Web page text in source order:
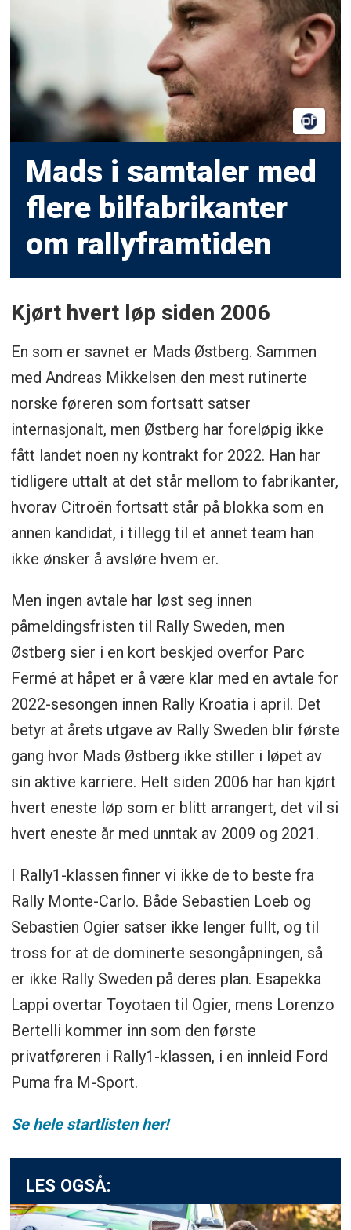
Mads i samtaler med
flere bilfabrikanter
om rallyframtiden
Kjørt hvert løp siden 2006
En som er savnet er Mads Østberg. Sammen
med Andreas Mikkelsen den mest rutinerte
norske føreren som fortsatt satser
internasjonalt, men Østberg har foreløpig ikke
fått landet noen ny kontrakt for 2022. Han har
tidligere uttalt at det står mellom to fabrikanter,
hvorav Citroën fortsatt står på blokka som en
annen kandidat, i tillegg til et annet team han
ikke ønsker å avsløre hvem er.
Men ingen avtale har løst seg innen
påmeldingsfristen til Rally Sweden, men
Østberg sier i en kort beskjed overfor Parc
Fermé at håpet er å være klar med en avtale for
2022-sesongen innen Rally Kroatia i april. Det
betyr at årets utgave av Rally Sweden blir første
gang hvor Mads Østberg ikke stiller i løpet av
sin aktive karriere. Helt siden 2006 har han kjørt
hvert eneste løp som er blitt arrangert, det vil si
hvert eneste år med unntak av 2009 og 2021.
I Rally1-klassen finner vi ikke de to beste fra
Rally Monte-Carlo. Både Sebastien Loeb og
Sebastien Ogier satser ikke lenger fullt, og til
tross for at de dominerte sesongåpningen, så
er ikke Rally Sweden på deres plan. Esapekka
Lappi overtar Toyotaen til Ogier, mens Lorenzo
Bertelli kommer inn som den første
privatføreren i Rally1-klassen, i en innleid Ford
Puma fra M-Sport.
Se hele startlisten her!
LES OGSÅ: